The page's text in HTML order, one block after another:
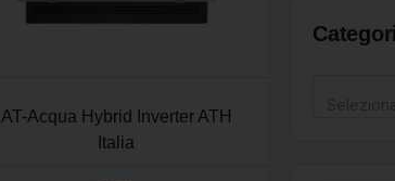
AT-Acqua Hybrid Inverter ATH
Italia